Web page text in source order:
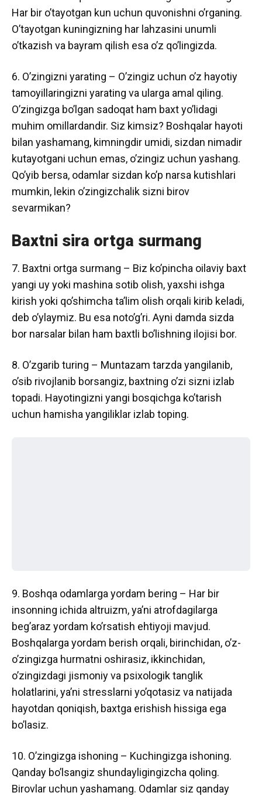
Har bir o’tayotgan kun uchun quvonishni o’rganing.
O’tayotgan kuningizning har lahzasini unumli
o’tkazish va bayram qilish esa o’z qo’lingizda.
6. O’zingizni yarating – O’zingiz uchun o’z hayotiy
tamoyillaringizni yarating va ularga amal qiling.
O’zingizga bo’lgan sadoqat ham baxt yo’lidagi
muhim omillardandir. Siz kimsiz? Boshqalar hayoti
bilan yashamang, kimningdir umidi, sizdan nimadir
kutayotgani uchun emas, o’zingiz uchun yashang.
Qo’yib bersa, odamlar sizdan ko’p narsa kutishlari
mumkin, lekin o’zingizchalik sizni birov
sevarmikan?
Baxtni sira ortga surmang
7. Baxtni ortga surmang – Biz ko’pincha oilaviy baxt
yangi uy yoki mashina sotib olish, yaxshi ishga
kirish yoki qo’shimcha ta’lim olish orqali kirib keladi,
deb o’ylaymiz. Bu esa noto’g’ri. Ayni damda sizda
bor narsalar bilan ham baxtli bo’lishning ilojisi bor.
8. O’zgarib turing – Muntazam tarzda yangilanib,
o’sib rivojlanib borsangiz, baxtning o’zi sizni izlab
topadi. Hayotingizni yangi bosqichga ko’tarish
uchun hamisha yangiliklar izlab toping.
9. Boshqa odamlarga yordam bering – Har bir
insonning ichida altruizm, ya’ni atrofdagilarga
beg’araz yordam ko’rsatish ehtiyoji mavjud.
Boshqalarga yordam berish orqali, birinchidan, o’z-
o’zingizga hurmatni oshirasiz, ikkinchidan,
o’zingizdagi jismoniy va psixologik tanglik
holatlarini, ya’ni stresslarni yo’qotasiz va natijada
hayotdan qoniqish, baxtga erishish hissiga ega
bo’lasiz.
10. O’zingizga ishoning – Kuchingizga ishoning.
Qanday bo’lsangiz shundayligingizcha qoling.
Birovlar uchun yashamang. Odamlar siz qanday